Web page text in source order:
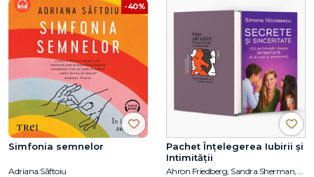
-40%
Simfonia semnelor
Adriana Săftoiu
Pachet Înțelegerea Iubirii și
Intimității